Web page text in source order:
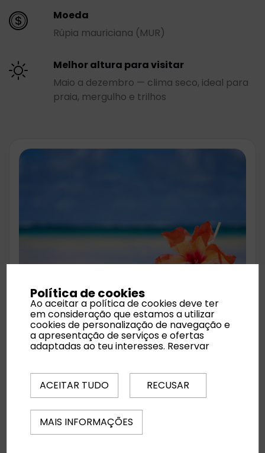
Moeda
Rúpia mauriciana (MUR)
Melhor altura para visitar
Maio a dezembro — clima seco, ideal para
praia, mergulho e trilhos
Maurícias é um destino
paradisíaco no Oceano Índico,
conhecido pelas suas praias de
resorts de luxo e natureza
exuberante.
🏖️ O que torna Maurícia especial
Maurícia encanta com praias de areia branca,
Política de cookies
Ao aceitar a política de cookies deve ter
em consideração que estamos a utilizar
cookies de personalização de navegação e
a apresentação de serviços e ofertas
adaptadas ao teu interesses. Reservar
ACEITAR TUDO RECUSAR
MAIS INFORMAÇÕES